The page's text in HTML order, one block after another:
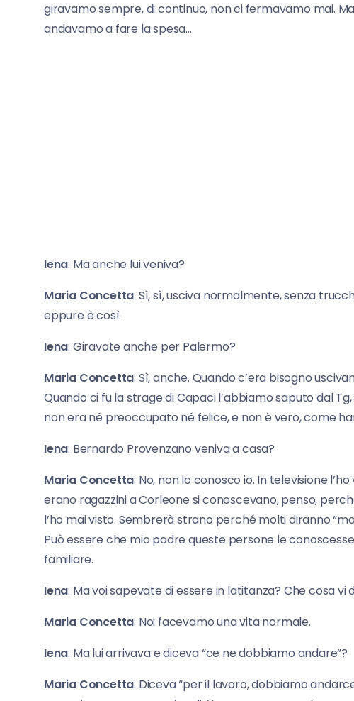
giravamo sempre, di continuo, non ci fermavamo mai.
andavamo a fare la spesa…
Iena: Ma anche lui veniva?
Maria Concetta: Sì, sì, usciva normalmente, senza
eppure è così.
Iena: Giravate anche per Palermo?
Maria Concetta: Sì, anche. Quando c’era bisogno
Quando ci fu la strage di Capaci l’abbiamo saputo dal
non era né preoccupato né felice, e non è vero, come
Iena: Bernardo Provenzano veniva a casa?
Maria Concetta: No, non lo conosco io. In televisione
erano ragazzini a Corleone si conoscevano, penso,
l’ho mai visto. Sembrerà strano perché molti diranno
Può essere che mio padre queste persone le
familiare.
Iena: Ma voi sapevate di essere in latitanza? Che cosa vi
Maria Concetta: Noi facevamo una vita normale.
Iena: Ma lui arrivava e diceva “ce ne dobbiamo andare”?
Maria Concetta: Diceva “per il lavoro, dobbiamo